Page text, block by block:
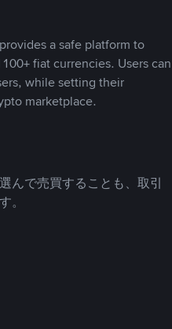
a safe platform to
fiat currencies. Users can
while setting their
marketplace.
んで売買することも、取引
。